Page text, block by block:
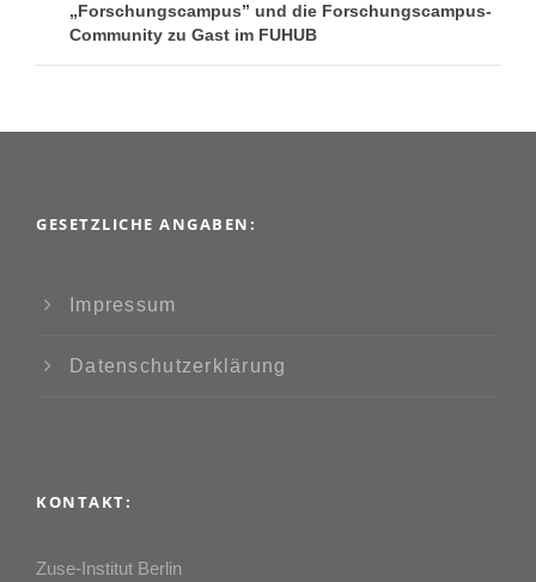
„Forschungscampus” und die Forschungscampus-
Community zu Gast im FUHUB
GESETZLICHE ANGABEN:
Impressum
Datenschutzerklärung
KONTAKT:
Zuse-Institut Berlin